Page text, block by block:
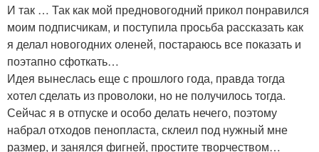
И так … Так как мой предновогодний прикол понравился
моим подписчикам, и поступила просьба рассказать как
я делал новогодних оленей, постараюсь все показать и
поэтапно сфоткать…
Идея вынеслась еще с прошлого года, правда тогда
хотел сделать из проволоки, но не получилось тогда.
Сейчас я в отпуске и особо делать нечего, поэтому
набрал отходов пенопласта, склеил под нужный мне
размер, и занялся фигней, простите творчеством…